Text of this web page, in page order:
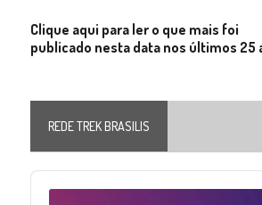
Clique aqui para ler o que mais foi
publicado nesta data nos últimos 25
REDE TREK BRASILIS
Audio
Player